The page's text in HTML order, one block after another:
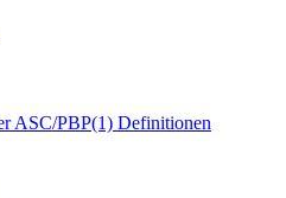
ASC/PBP(1) Definitionen